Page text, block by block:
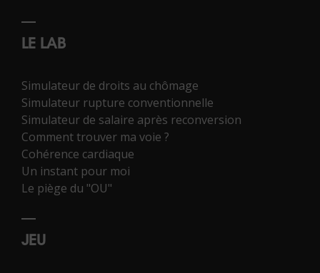
LE LAB
Simulateur de droits au chômage
Simulateur rupture conventionnelle
Simulateur de salaire après reconversion
Comment trouver ma voie ?
Cohérence cardiaque
Un instant pour moi
Le piège du "OU"
JEU